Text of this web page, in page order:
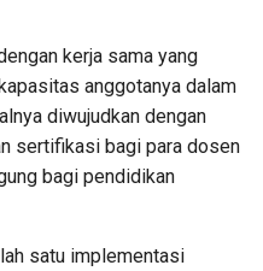
kerja sama yang
anggotanya dalam
diwujudkan dengan
sertifikasi bagi para dosen
bagi pendidikan
satu implementasi